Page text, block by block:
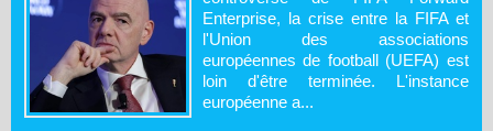
Enterprise, la crise entre la FIFA et
l'Union des associations
européennes de football (UEFA) est
loin d'être terminée. L'instance
européenne a...